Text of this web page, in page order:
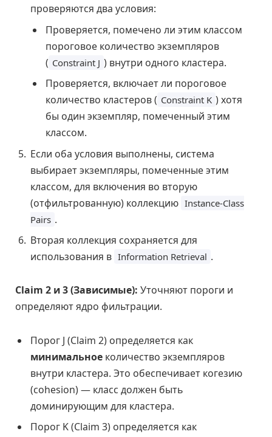
проверяются два условия:
Проверяется, помечено ли этим классом
пороговое количество экземпляров
( Constraint J ) внутри одного кластера.
Проверяется, включает ли пороговое
количество кластеров ( Constraint K ) хотя
бы один экземпляр, помеченный этим
классом.
Если оба условия выполнены, система
выбирает экземпляры, помеченные этим
классом, для включения во вторую
(отфильтрованную) коллекцию Instance-Class
Pairs .
Вторая коллекция сохраняется для
использования в Information Retrieval .
Claim 2 и 3 (Зависимые): Уточняют пороги и
определяют ядро фильтрации.
Порог J (Claim 2) определяется как
минимальное количество экземпляров
внутри кластера. Это обеспечивает когезию
(cohesion) — класс должен быть
доминирующим для кластера.
Порог K (Claim 3) определяется как